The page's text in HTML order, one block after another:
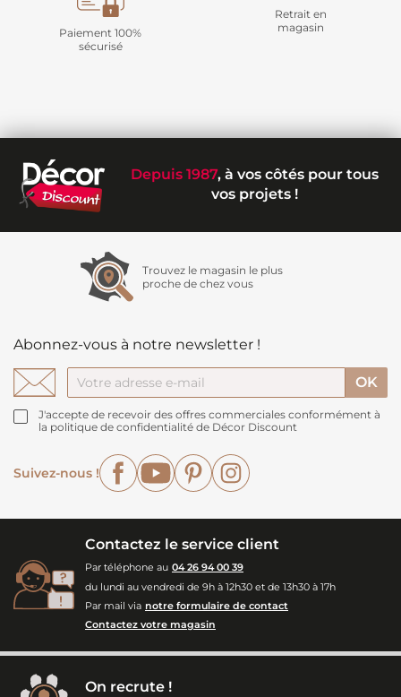
Paiement 100%
sécurisé
Retrait en
magasin
Depuis 1987, à vos côtés pour tous
vos projets !
Trouvez le magasin le plus
proche de chez vous
Abonnez-vous à notre newsletter !
J'accepte de recevoir des offres commerciales conformément à
la politique de confidentialité de Décor Discount
Suivez-nous !
FacebookYouTubePinterest
Contactez le service client
Par téléphone au 04 26 94 00 39
du lundi au vendredi de 9h à 12h30 et de 13h30 à 17h
Par mail via notre formulaire de contact
Contactez votre magasin
On recrute !